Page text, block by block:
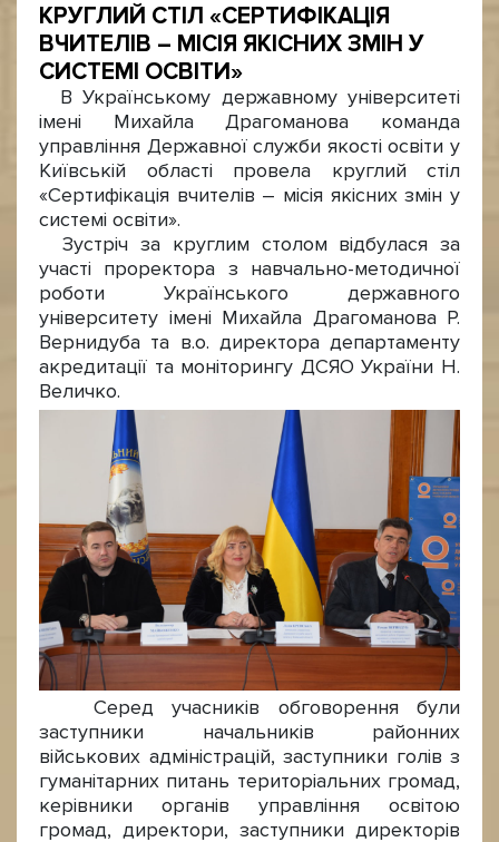
КРУГЛИЙ СТІЛ «СЕРТИФІКАЦІЯ
ВЧИТЕЛІВ – МІСІЯ ЯКІСНИХ ЗМІН У
СИСТЕМІ ОСВІТИ»
В Українському державному університеті
імені Михайла Драгоманова команда
управління Державної служби якості освіти у
Київській області провела круглий стіл
«Сертифікація вчителів – місія якісних змін у
системі освіти».
Зустріч за круглим столом відбулася за
участі проректора з навчально-методичної
роботи Українського державного
університету імені Михайла Драгоманова Р.
Вернидуба та в.о. директора департаменту
акредитації та моніторингу ДСЯО України Н.
Величко.
Серед учасників обговорення були
заступники начальників районних
військових адміністрацій, заступники голів з
гуманітарних питань територіальних громад,
керівники органів управління освітою
громад, директори, заступники директорів